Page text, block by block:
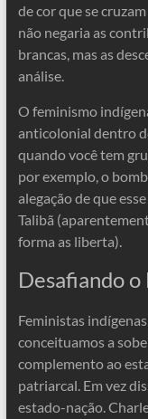
de cor que se
não negaria as
brancas, mas as
análise.
O feminismo
anticolonial dentro
quando você tem
por exemplo, o
alegação de que
Talibã
forma as liberta).
Desafiando o
Feministas
conceituamos a
complemento ao
patriarcal. Em vez
estado-nação.